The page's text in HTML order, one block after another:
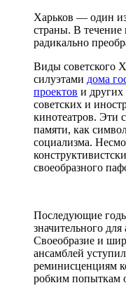
Харьков — один
страны. В
радикально
Виды советского
силуэтами дома
проектов и
советских и
кинотеатров. Эти
памяти, как
социализма.
своеобразного
Последующие
значительного
Своеобразие и
ансамблей
реминисценциям
робким попыткам